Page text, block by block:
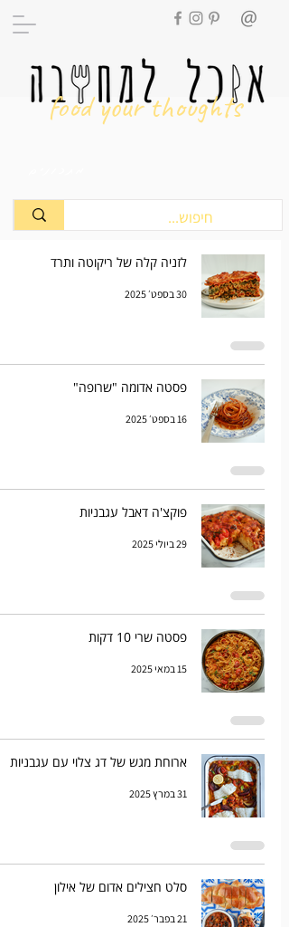
food your thoughts
לזניה קלה של ריקוטה ותרד
30 בספט׳ 2025
פסטה אדומה "שרופה"
16 בספט׳ 2025
פוקצ'ה דאבל עגבניות
29 ביולי 2025
פסטה שרי 10 דקות
15 במאי 2025
ארוחת מגש של דג צלוי עם עגבניות
31 במרץ 2025
סלט חצילים אדום של אילון
21 בפבר׳ 2025